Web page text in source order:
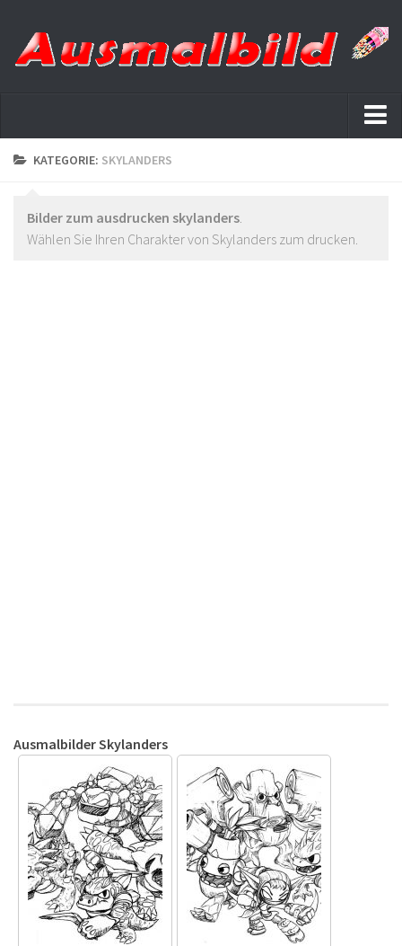
Startseite
KATEGORIE: SKYLANDERS
Bilder zum ausdrucken skylanders
Wählen Sie Ihren Charakter von Skylanders zum drucken.
Ausmalbilder Skylanders